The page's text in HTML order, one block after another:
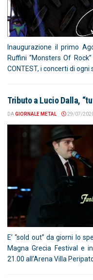
Inaugurazione il primo
Ruffini “Monsters Of
CONTEST, i concerti di ogni
Tributo a Lucio Dalla,
DAGIORNALE METAL 29/07/
E’ “sold out” da giorni lo
Magna Grecia Festival e
21.00 all’Arena Villa